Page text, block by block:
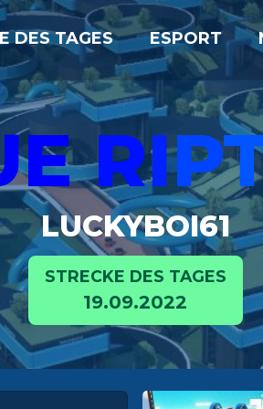
DES TAGES ESPORT
RIP
LUCKYBOI61
STRECKE DES TAGES
19.09.2022